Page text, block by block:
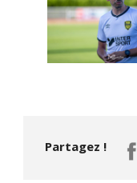
Partagez !